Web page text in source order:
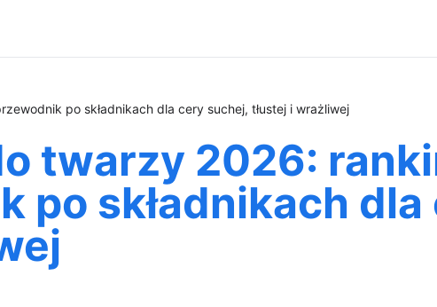
po składnikach dla cery suchej, tłustej i wrażliwej
twarzy 2026:
po składnikach dla